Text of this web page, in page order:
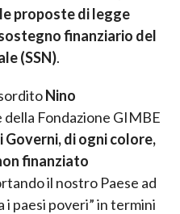
proposte di legge
finanziario del
(SSN).
Nino
della Fondazione GIMBE
di ogni colore,
finanziato
il nostro Paese ad
i paesi poveri” in termini